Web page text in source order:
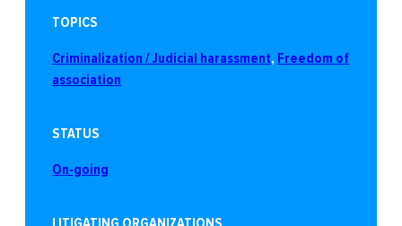
TOPICS
Criminalization / Judicial harassment, Freedom of
association
STATUS
On-going